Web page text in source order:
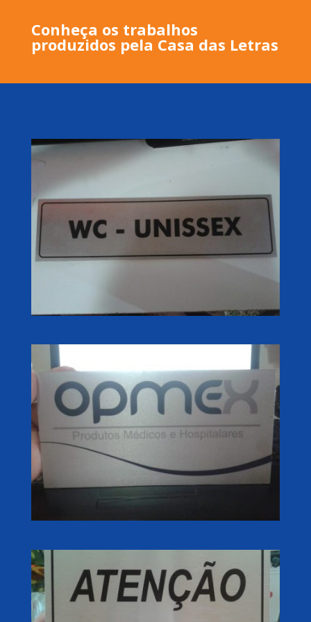
Conheça os trabalhos
produzidos pela Casa das Letras